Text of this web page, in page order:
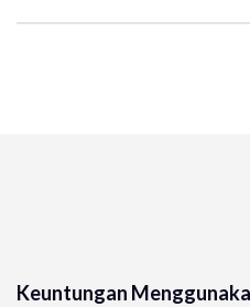
Keuntungan